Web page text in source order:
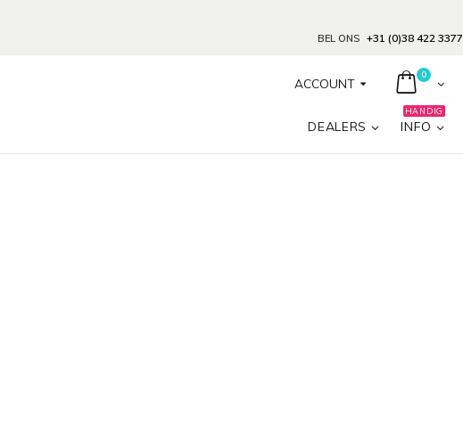
BEL ONS +31 (0)38 422 3377
ACCOUNT
0
INFO
HANDIG
DEALERS